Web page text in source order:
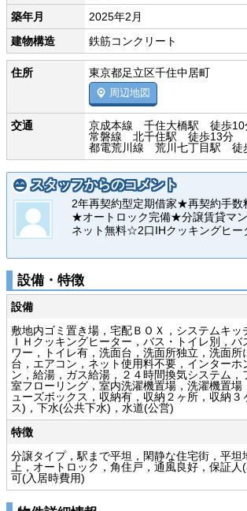
築年月
2025年2月
建物構造
鉄筋コンクリート
住所 東京都足立区千住中居町
周辺地図
交通
京成本線 千住大橋駅 徒歩10
常磐線 北千住駅 徒歩13分
都電荒川線 荒川七丁目駅 徒
スタッフからのコメント
2年再契約型定期借家★再契約手数
★オートロック完備★分譲賃貸マ
ネット無料☆2口IHクッキングヒ
設備・特徴
設備
敷地内ゴミ置き場，宅配ＢＯＸ，システムキッ
ＩＨクッキングヒーター，バス・トイレ別，バ
ワー，トイレ有，洗面台，洗面所独立，洗面所
台，エアコン，ネット使用料不要，インターホ
ン，給湯，ガス給湯，２４時間換気システム，
室フローリング，室内洗濯機置場，洗濯機置場
ューズボックス，収納有，収納２ヶ所，収納３
ス)，下水(公共下水)，水道(公営)
特徴
分譲タイプ，駅まで平坦，閑静な住宅街，平坦
上，オートロック，角住戸，通風良好，保証人
可(入居時費用)